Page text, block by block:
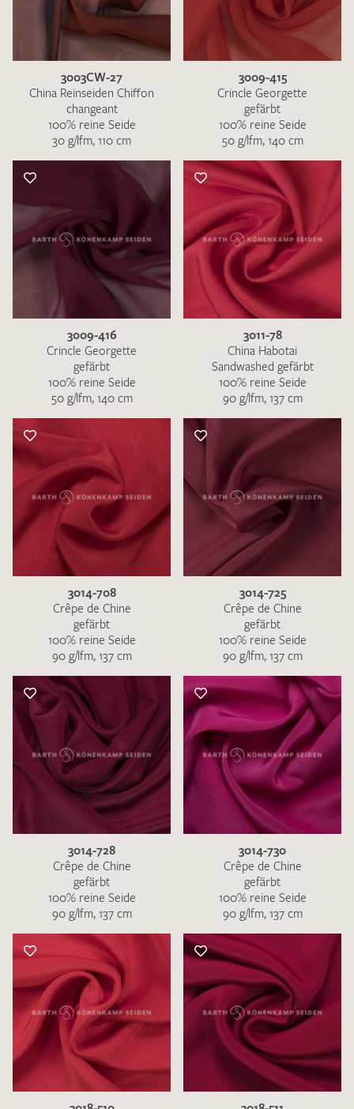
3003CW-27
China Reinseiden Chiffon
changeant
100% reine Seide
30 g/lfm, 110 cm
3009-415
Crincle Georgette
gefärbt
100% reine Seide
50 g/lfm, 140 cm
3009-416
Crincle Georgette
gefärbt
100% reine Seide
50 g/lfm, 140 cm
3011-78
China Habotai
Sandwashed gefärbt
100% reine Seide
90 g/lfm, 137 cm
3014-708
Crêpe de Chine
gefärbt
100% reine Seide
90 g/lfm, 137 cm
3014-725
Crêpe de Chine
gefärbt
100% reine Seide
90 g/lfm, 137 cm
3014-728
Crêpe de Chine
gefärbt
100% reine Seide
90 g/lfm, 137 cm
3014-730
Crêpe de Chine
gefärbt
100% reine Seide
90 g/lfm, 137 cm